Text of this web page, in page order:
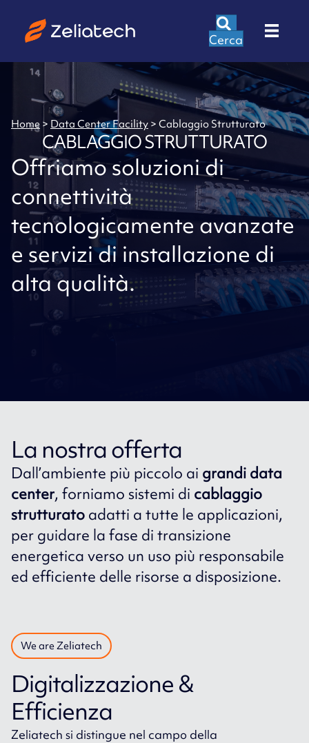
Cerca
Home > Data Center Facility > Cablaggio Strutturato
CABLAGGIO STRUTTURATO
Offriamo soluzioni di
connettività
tecnologicamente avanzate
e servizi di installazione di
alta qualità.
La nostra offerta
Dall’ambiente più piccolo ai grandi data
center, forniamo sistemi di cablaggio
strutturato adatti a tutte le applicazioni,
per guidare la fase di transizione
energetica verso un uso più responsabile
ed efficiente delle risorse a disposizione.
We are Zeliatech
Digitalizzazione &
Efficienza
Zeliatech si distingue nel campo della